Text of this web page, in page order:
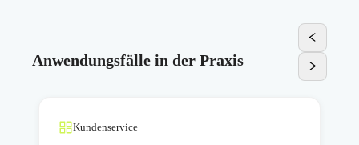
Anwendungsfälle in der Praxis
Kundenservice